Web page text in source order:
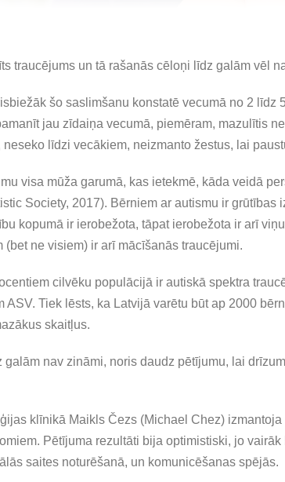
traucējums un tā rašanās cēloņi līdz galām vēl
šo saslimšanu konstatē vecumā no 2 līdz
jau zīdaiņa vecumā, piemēram, mazulītis
līdzi vecākiem, neizmanto žestus, lai
visa mūža garumā, kas ietekmē, kāda veidā
Society, 2017). Bērniem ar autismu ir grūtības
kopumā ir ierobežota, tāpat ierobežota ir arī
ne visiem) ir arī mācīšanās traucējumi.
cilvēku populācijā ir autiskā spektra
Tiek lēsts, ka Latvijā varētu būt ap 2000
skaitļus.
nav zināmi, noris daudz pētījumu, lai
klīnikā Maikls Čezs (Michael Chez)
Pētījuma rezultāti bija optimistiski, jo
saites noturēšanā, un komunicēšanas spējās.